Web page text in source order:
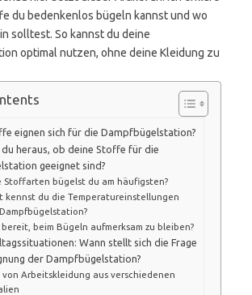
du bedenkenlos bügeln kannst und wo
solltest. So kannst du deine
optimal nutzen, ohne deine Kleidung zu
eignen sich für die Dampfbügelstation?
heraus, ob deine Stoffe für die
geeignet sind?
Stoffarten bügelst du am häufigsten?
kennst du die Temperatureinstellungen
beim Bügeln aufmerksam zu bleiben?
Wann stellt sich die Frage
der Dampfbügelstation?
Arbeitskleidung aus verschiedenen